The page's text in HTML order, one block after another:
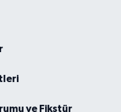
ve Fikstür